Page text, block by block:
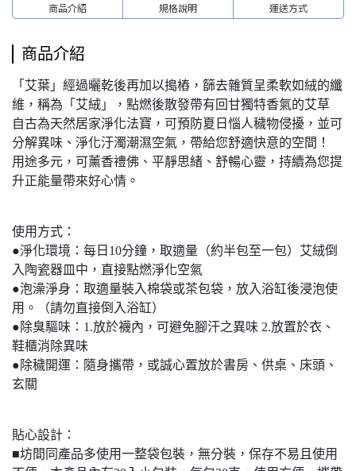
商品介紹 規格說明 運送方式
商品介紹
「艾葉」經過曬乾後再加以搗樁，篩去雜質呈柔軟如絨的纖
維，稱為「艾絨」，點燃後散發帶有回甘獨特香氣的艾草
自古為天然居家淨化法寶，可預防夏日惱人穢物侵擾，並可
分解異味、淨化汙濁潮濕空氣，帶給您舒適快意的空間！
用途多元，可薰香禮佛、平靜思緒、舒暢心靈，持續為您提
升正能量帶來好心情。
使用方式：
●淨化環境：每日10分鐘，取適量（約半包至一包）艾絨倒
入陶瓷器皿中，直接點燃淨化空氣
●泡澡淨身：取適量裝入棉袋或茶包袋，放入浴缸後浸泡使
用。（請勿直接倒入浴缸）
●除臭驅味：1.放於襪內，可避免腳汗之異味 2.放置於衣、
鞋櫃消除異味
●除穢開運：隨身攜帶，或誠心置放於書房、供桌、床頭、
玄關
貼心設計：
■坊間同產品多使用一整袋包裝，無分裝，保存不易且使用